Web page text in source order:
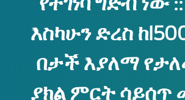
እስካሁን ድረስ
በታች እያለማ
ያክል ምርት ሳይሰጥ